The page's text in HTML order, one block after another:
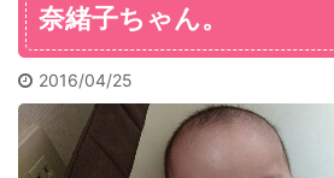
奈緒子ちゃん。
2016/04/25